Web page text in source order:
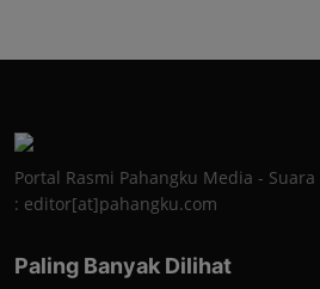
Portal Rasmi Pahangku Media -
: editor[at]pahangku.com
Paling Banyak Dilihat